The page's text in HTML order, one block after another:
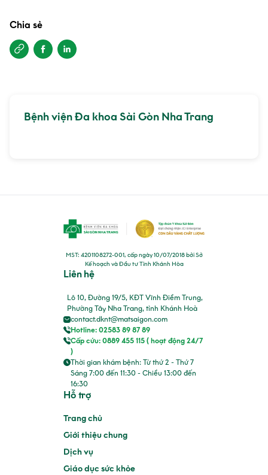
Chia sẻ
Bệnh viện Đa khoa Sài Gòn Nha Trang
MST: 4201108272-001, cấp ngày 10/07/2018 bởi Sở
Kế hoạch và Đầu tư Tỉnh Khánh Hòa
Liên hệ
Lô 10, Đường 19/5, KĐT Vĩnh Điềm Trung,
Phường Tây Nha Trang, tỉnh Khánh Hoà
contact.dknt@matsaigon.com
Hotline: 02583 89 87 89
Cấp cứu: 0889 455 115 ( hoạt động 24/7
)
Thời gian khám bệnh: Từ thứ 2 - Thứ 7
Sáng 7:00 đến 11:30 - Chiều 13:00 đến
16:30
Hỗ trợ
Trang chủ
Giới thiệu chung
Dịch vụ
Giáo dục sức khỏe